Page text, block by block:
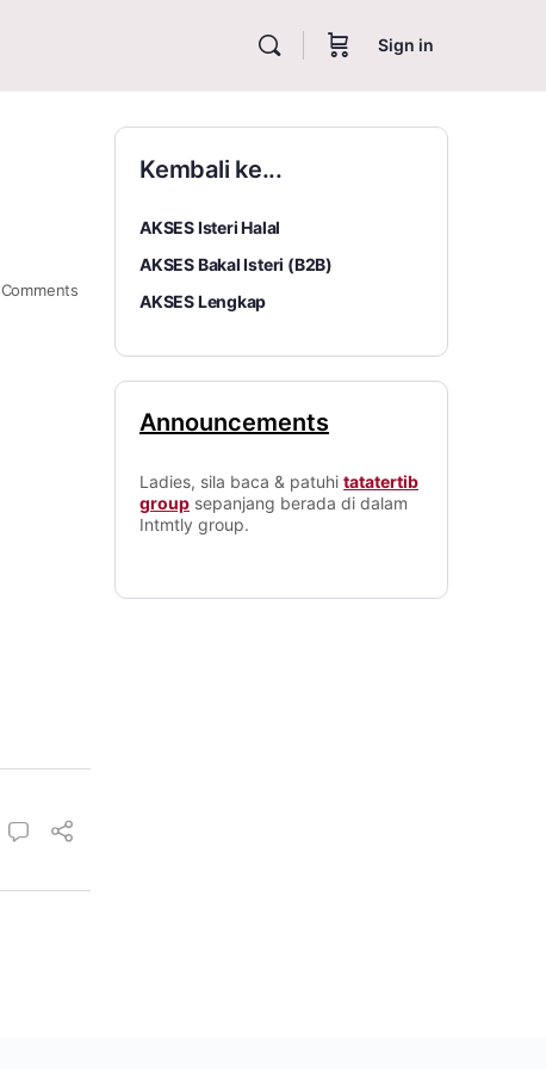
Sign in
Comments
Kembali ke...
AKSES Isteri Halal
AKSES Bakal Isteri (B2B)
AKSES Lengkap
Announcements
Ladies, sila baca & patuhi tatatertib
group sepanjang berada di dalam
Intmtly group.